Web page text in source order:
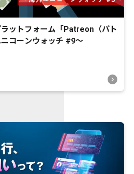
ットフォーム「Patreon（パト
コーンウォッチ #9〜